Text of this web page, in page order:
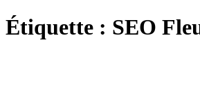
Étiquette : SEO